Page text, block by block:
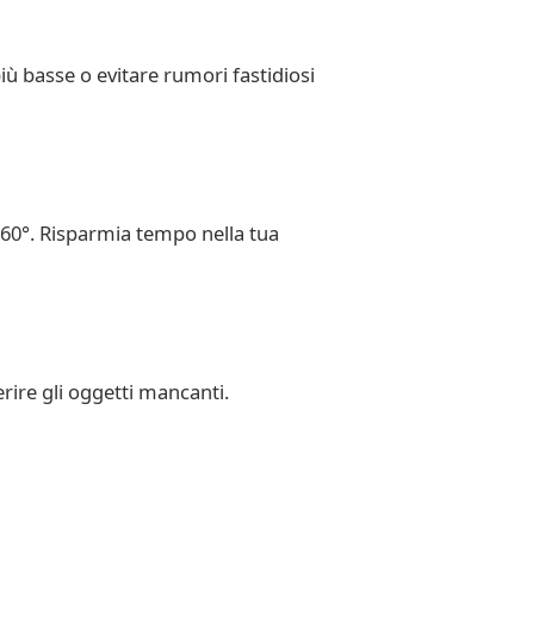
basse o evitare rumori fastidiosi
Risparmia tempo nella tua
gli oggetti mancanti.